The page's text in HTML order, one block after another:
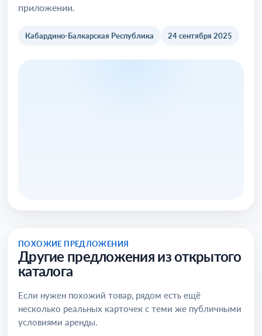
приложении.
Кабардино-Балкарская Республика 24 сентября 2025
ПОХОЖИЕ ПРЕДЛОЖЕНИЯ
Другие предложения из открытого
каталога
Если нужен похожий товар, рядом есть ещё
несколько реальных карточек с теми же публичными
условиями аренды.